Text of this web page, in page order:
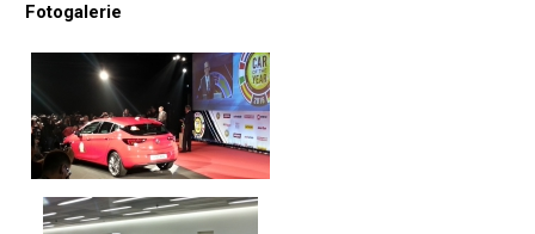
Fotogalerie